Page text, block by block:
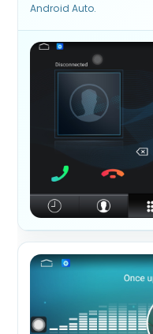
Android Auto.